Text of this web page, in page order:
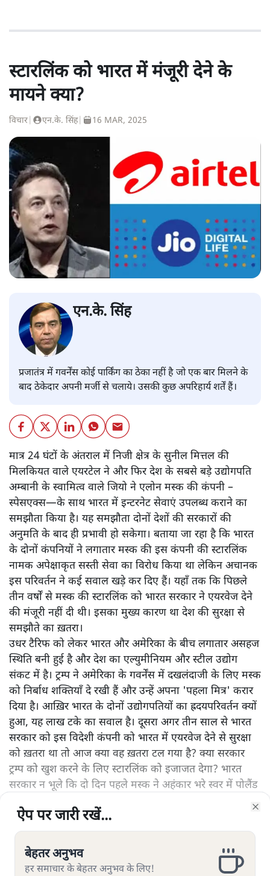
स्टारलिंक को भारत में मंजूरी देने के
मायने क्या?
विचार एन.के. सिंह| 16 MAR, 2025
एन.के. सिंह
प्रजातंत्र में गवर्नेंस कोई पार्किंग का ठेका नहीं है जो एक बार मिलने के
बाद ठेकेदार अपनी मर्जी से चलाये। उसकी कुछ अपरिहार्य शर्तें हैं।
मात्र 24 घंटों के अंतराल में निजी क्षेत्र के सुनील मित्तल की
मिलकियत वाले एयरटेल ने और फिर देश के सबसे बड़े उद्योगपति
अम्बानी के स्वामित्व वाले जियो ने एलोन मस्क की कंपनी –
स्पेसएक्स—के साथ भारत में इन्टरनेट सेवाएं उपलब्ध कराने का
समझौता किया है। यह समझौता दोनों देशों की सरकारों की
अनुमति के बाद ही प्रभावी हो सकेगा। बताया जा रहा है कि भारत
के दोनों कंपनियों ने लगातार मस्क की इस कंपनी की स्टारलिंक
नामक अपेक्षाकृत सस्ती सेवा का विरोध किया था लेकिन अचानक
इस परिवर्तन ने कई सवाल खड़े कर दिए हैं। यहाँ तक कि पिछले
तीन वर्षों से मस्क की स्टारलिंक को भारत सरकार ने एयरवेज देने
की मंजूरी नहीं दी थी। इसका मुख्य कारण था देश की सुरक्षा से
समझौते का ख़तरा।
उधर टैरिफ को लेकर भारत और अमेरिका के बीच लगातार असहज
स्थिति बनी हुई है और देश का एल्युमीनियम और स्टील उद्योग
संकट में है। ट्रम्प ने अमेरिका के गवर्नेंस में दखलंदाजी के लिए मस्क
को निर्बाध शक्तियाँ दे रखी हैं और उन्हें अपना 'पहला मित्र' करार
दिया है। आख़िर भारत के दोनों उद्योगपतियों का ह्रदयपरिवर्तन क्यों
हुआ, यह लाख टके का सवाल है। दूसरा अगर तीन साल से भारत
सरकार को इस विदेशी कंपनी को भारत में एयरवेज देने से सुरक्षा
को ख़तरा था तो आज क्या वह ख़तरा टल गया है? क्या सरकार
ट्रम्प को खुश करने के लिए स्टारलिंक को इजाजत देगा? भारत
सरकार न भूले कि दो दिन पहले मस्क ने अहंकार भरे स्वर में पोलैंड
के विदेशमंत्री से कहा था कि अगर स्टारलिंक यूक्रेन की संचार सेवा
रोक दे तो उस देश का पूरा फ्रंटलाइन सुरक्षा सिस्टम ध्वस्त हो
जाएगा। साथ ही व्हाइटहाउस में ट्रम्प-जेलेंस्की विवाद के बाद यूक्रेन
की सभी इंटेलिजेंस शेयरिंग रोक दी गयी थी।
और पढ़ें
ऐप पर जारी रखें...
बेहतर अनुभव
हर समाचार के बेहतर अनुभव के लिए!
ऐप पर जारी रखें...
बेहतर अनुभव
हर समाचार के बेहतर अनुभव के लिए!
ऐप पर जारी रखें...
बेहतर अनुभव
हर समाचार के बेहतर अनुभव के लिए!
ऐप पर जारी रखें...
बेहतर अनुभव
हर समाचार के बेहतर अनुभव के लिए!
ऐप पर जारी रखें...
बेहतर अनुभव
हर समाचार के बेहतर अनुभव के लिए!
ऐप पर जारी रखें...
बेहतर अनुभव
हर समाचार के बेहतर अनुभव के लिए!
ऐप पर जारी रखें...
बेहतर अनुभव
हर समाचार के बेहतर अनुभव के लिए!